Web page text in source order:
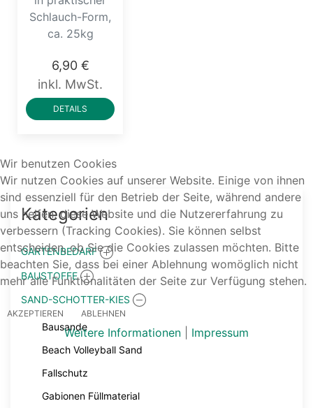
Schlauch-Form,
ca. 25kg
6,90 €
inkl. MwSt.
DETAILS
Kategorien
GARTENBEDARF
BAUSTOFFE
SAND-SCHOTTER-KIES
Bausande
Beach Volleyball Sand
Fallschutz
Gabionen Füllmaterial
Wir benutzen Cookies
Wir nutzen Cookies auf unserer Website. Einige von ihnen
sind essenziell für den Betrieb der Seite, während andere
uns helfen, diese Website und die Nutzererfahrung zu
verbessern (Tracking Cookies). Sie können selbst
entscheiden, ob Sie die Cookies zulassen möchten. Bitte
beachten Sie, dass bei einer Ablehnung womöglich nicht
mehr alle Funktionalitäten der Seite zur Verfügung stehen.
AKZEPTIEREN ABLEHNEN
Weitere Informationen Impressum